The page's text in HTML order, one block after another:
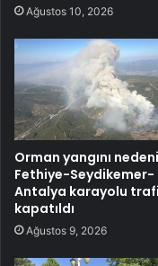
Ağustos 10, 2026
Orman yangını
Fethiye-Seydikemer-
Antalya karayolu
kapatıldı
Ağustos 9, 2026